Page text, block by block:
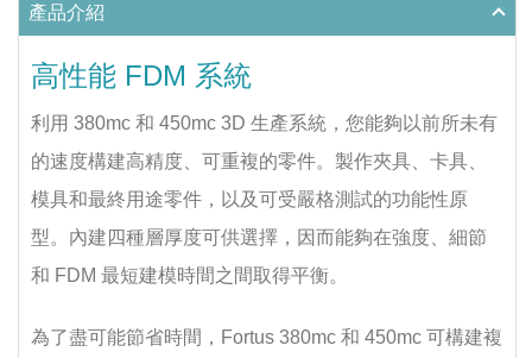
產品介紹
高性能 FDM 系統
利用 380mc 和 450mc 3D 生產系統，您能夠以前所未有
的速度構建高精度、可重複的零件。製作夾具、卡具、
模具和最終用途零件，以及可受嚴格測試的功能性原
型。內建四種層厚度可供選擇，因而能夠在強度、細節
和 FDM 最短建模時間之間取得平衡。
為了盡可能節省時間，Fortus 380mc 和 450mc 可構建複